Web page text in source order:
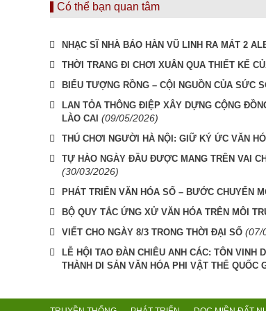
Có thể bạn quan tâm
NHẠC SĨ NHÀ BÁO HÀN VŨ LINH RA MÁT 2
THỜI TRANG ĐI CHƠI XUÂN QUA THIẾT KẾ
BIỂU TƯỢNG RỒNG – CỘI NGUỒN CỦA SỨC
LAN TỎA THÔNG ĐIỆP XÂY DỰNG CỘNG
LÀO CAI (09/05/2026)
THÚ CHƠI NGƯỜI HÀ NỘI: GIỮ KÝ ỨC VĂN
TỰ HÀO NGÀY ĐẦU ĐƯỢC MANG TRÊN VAI
(30/03/2026)
PHÁT TRIỂN VĂN HÓA SỐ – BƯỚC CHUYỂN
BỘ QUY TẮC ỨNG XỬ VĂN HÓA TRÊN MÔI
VIẾT CHO NGÀY 8/3 TRONG THỜI ĐẠI SỐ (07/
LỄ HỘI TAO ĐÀN CHIÊU ANH CÁC: TÔN VINH
THÀNH DI SẢN VĂN HÓA PHI VẬT THỂ QUỐC